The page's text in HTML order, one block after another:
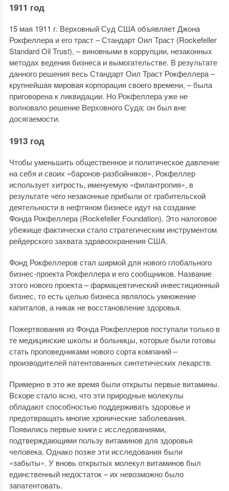
1911 год
15 мая 1911 г. Верховный Суд США объявляет Джона
Рокфеллера и его траст – Стандарт Оил Траст (Rockefeller
Standard Oil Trust), – виновными в коррупции, незаконных
методах ведения бизнеса и вымогательстве. В результате
данного решения весь Стандарт Оил Траст Рокфеллера –
крупнейшая мировая корпорация своего времени, – была
приговорена к ликвидации. Но Рокфеллера уже не
волновало решение Верховного Суда: он был вне
досягаемости.
1913 год
Чтобы уменьшить общественное и политическое давление
на себя и своих «баронов-разбойников», Рокфеллер
использует хитрость, именуемую «филантропия», в
результате чего незаконные прибыли от грабительской
деятельности в нефтяном бизнесе идут на создание
Фонда Рокфеллера (Rockefeller Foundation). Это налоговое
убежище фактически стало стратегическим инструментом
рейдерского захвата здравоохранения США.
Фонд Рокфеллеров стал ширмой для нового глобального
бизнес-проекта Рокфеллера и его сообщников. Название
этого нового проекта – фармацевтический инвестиционный
бизнес, то есть целью бизнеса являлось умножение
капиталов, а никак не восстановление здоровья.
Пожертвования из Фонда Рокфеллеров поступали только в
те медицинские школы и больницы, которые были готовы
стать проповедниками нового сорта компаний –
производителей патентованных синтетических лекарств.
Примерно в это же время были открыты первые витамины.
Вскоре стало ясно, что эти природные молекулы
обладают способностью поддерживать здоровье и
предотвращать многие хронические заболевания.
Появились первые книги с исследованиями,
подтверждающими пользу витаминов для здоровья
человека. Однако позже эти исследования были
«забыты». У вновь открытых молекул витаминов был
единственный недостаток – их невозможно было
запатентовать.